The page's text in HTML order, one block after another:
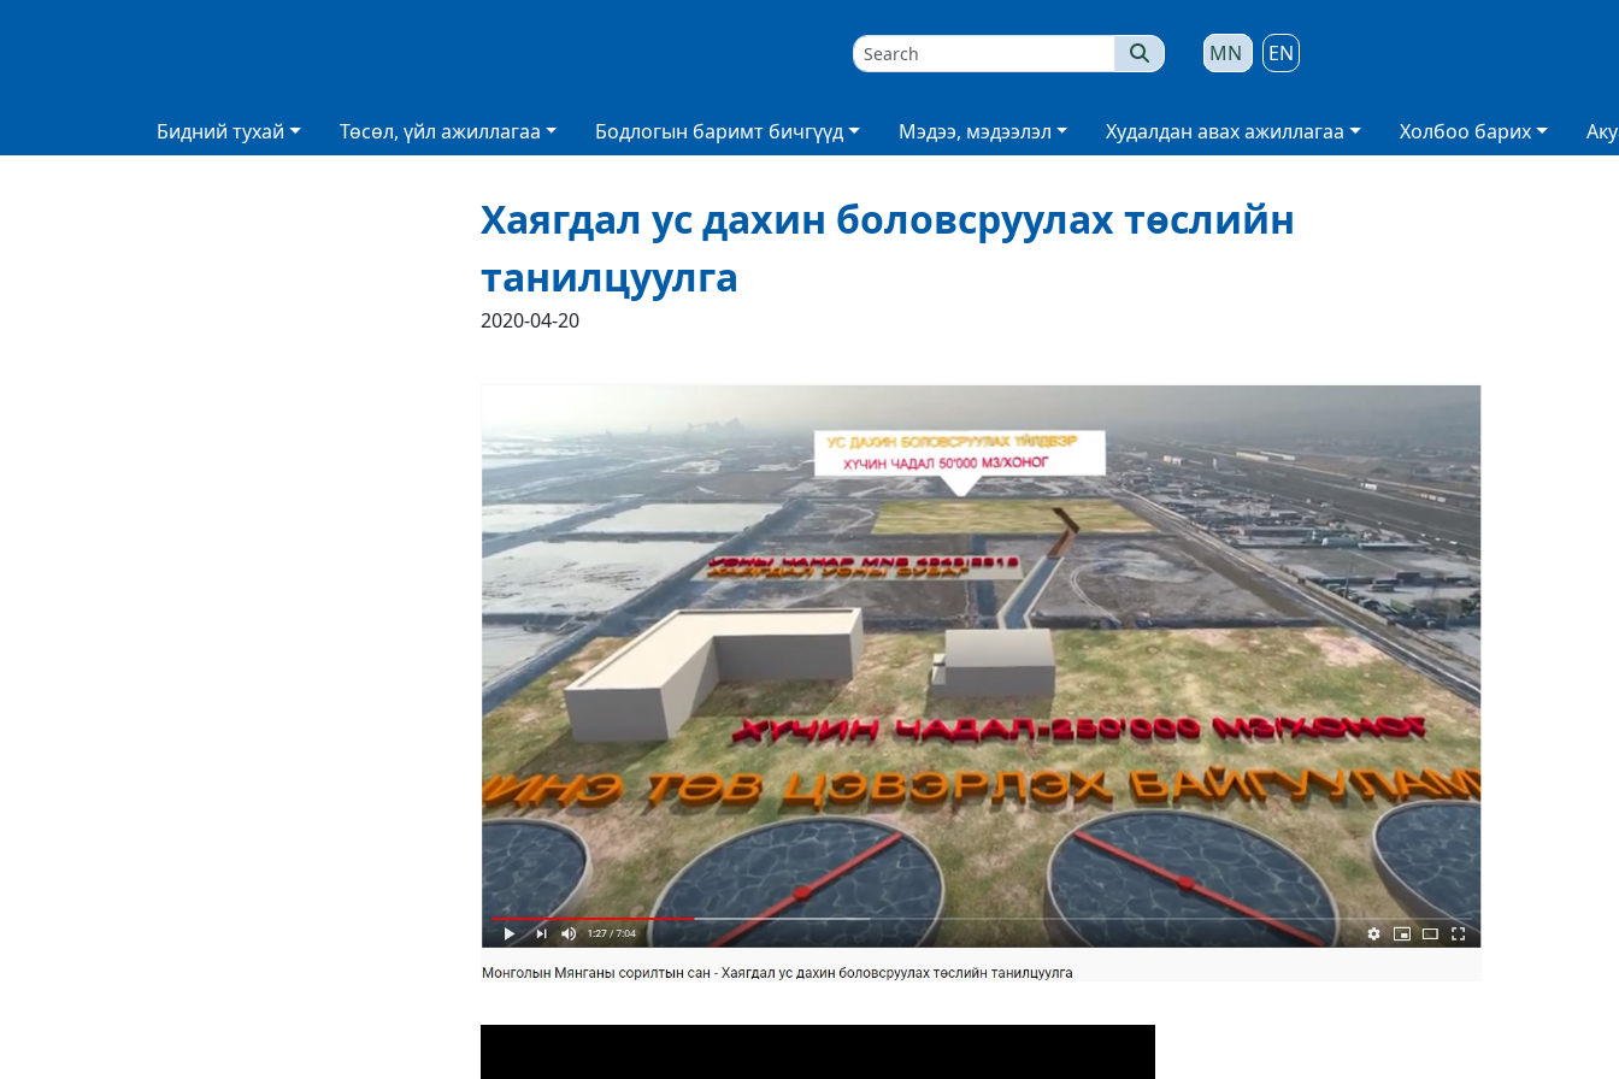
MN EN
Бидний тухай Төсөл, үйл ажиллагаа Бодлогын баримт бичгүүд Мэдээ, мэдээлэл Худалдан авах ажиллагаа Холбоо барих
Хаягдал ус дахин боловсруулах төслийн
танилцуулга
2020-04-20